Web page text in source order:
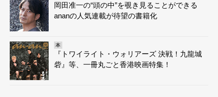
岡田准一の“頭の中”を覗き見ることができる
ananの人気連載が待望の書籍化
本
『トワイライト・ウォリアーズ 決戦！九龍城
砦』等、一冊丸ごと香港映画特集！